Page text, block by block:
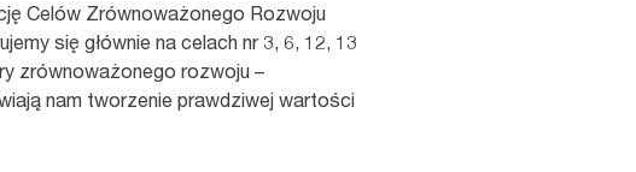
Celów Zrównoważonego Rozwoju
się głównie na celach nr 3, 6, 12, 13
zrównoważonego rozwoju –
nam tworzenie prawdziwej wartości